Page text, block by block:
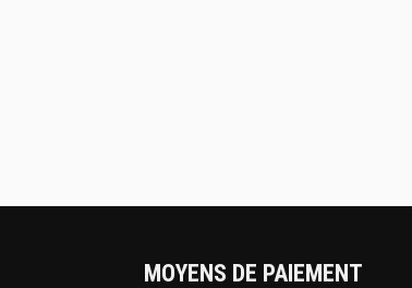
MOYENS DE PAIEMENT